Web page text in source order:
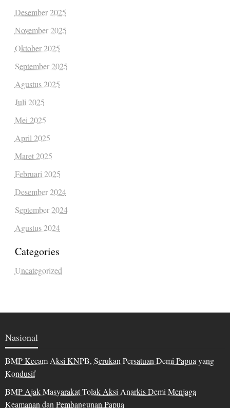
Desember 2025
November 2025
Oktober 2025
September 2025
Agustus 2025
Juli 2025
Mei 2025
April 2025
Maret 2025
Februari 2025
Desember 2024
September 2024
Agustus 2024
Categories
Uncategorized
Nasional
BMP Kecam Aksi KNPB, Serukan Persatuan Demi Papua yang
Kondusif
BMP Ajak Masyarakat Tolak Aksi Anarkis Demi Menjaga
Keamanan dan Pembangunan Papua